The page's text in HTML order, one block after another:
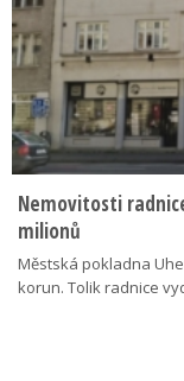
Nemovitosti
milionů
Městská pokladna
korun. Tolik radnice